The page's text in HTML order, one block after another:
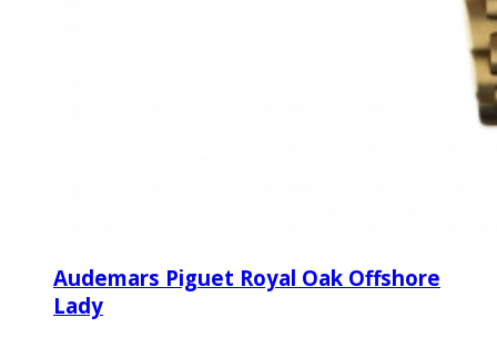
Audemars Piguet Royal Oak Offshore
Lady